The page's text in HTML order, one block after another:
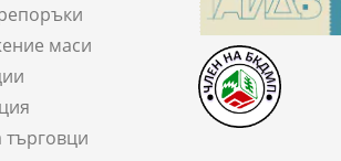
маси
търговци